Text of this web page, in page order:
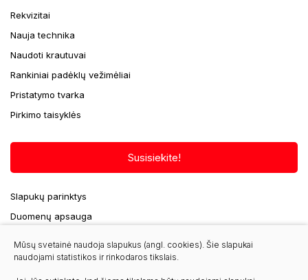
Rekvizitai
Nauja technika
Naudoti krautuvai
Rankiniai padėklų vežimėliai
Pristatymo tvarka
Pirkimo taisyklės
Susisiekite!
Slapukų parinktys
Duomenų apsauga
Mūsų svetainė naudoja slapukus (angl. cookies). Šie slapukai
naudojami statistikos ir rinkodaros tikslais.